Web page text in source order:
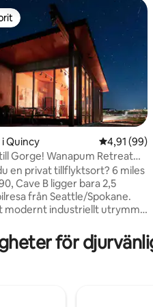
betyg, 130 omdömen
Quincy 4,91 av 5 i
4,91 (99)
Gorge! Wanapum Retreat
View
privat tillflyktsort? 6 miles
Cave B ligger bara 2,5
från Seattle/Spokane.
modernt industriellt utrymme
elementen. Börja din
med utsikt över golvet - till
för